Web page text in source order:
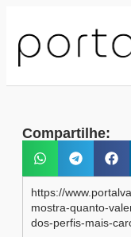
Compartilhe:
https://
mostra-quanto-
dos-perfis-mais-